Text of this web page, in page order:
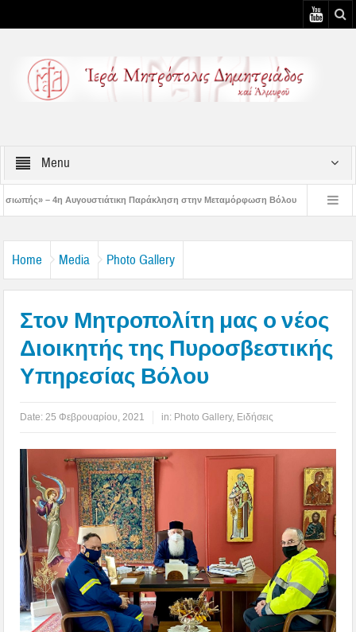
Menu
Παράκληση στην Μεταμόρφωση Βόλου Επίσκεψη του Δ/ντού της Β/
Home Media Photo Gallery
Στον Μητροπολίτη μας ο νέος
Διοικητής της Πυροσβεστικής
Υπηρεσίας Βόλου
Date: 25 Φεβρουαρίου, 2021 in: Photo Gallery, Ειδήσεις